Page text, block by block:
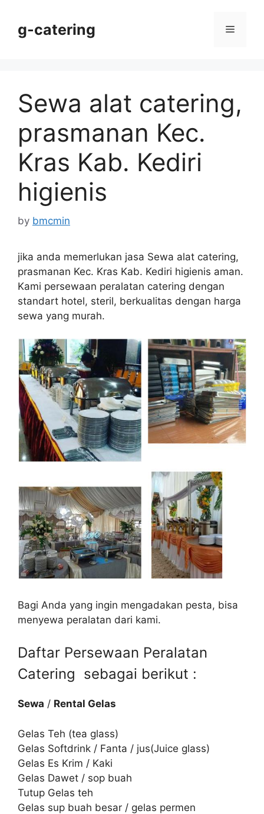
contentg-catering Menu
Sewa alat catering,
prasmanan Kec.
Kras Kab. Kediri
higienis
by bmcmin
jika anda memerlukan jasa Sewa alat catering,
prasmanan Kec. Kras Kab. Kediri higienis aman.
Kami persewaan peralatan catering dengan
standart hotel, steril, berkualitas dengan harga
sewa yang murah.
Bagi Anda yang ingin mengadakan pesta, bisa
menyewa peralatan dari kami.
Daftar Persewaan Peralatan
Catering sebagai berikut :
Sewa / Rental Gelas
Gelas Teh (tea glass)
Gelas Softdrink / Fanta / jus(Juice glass)
Gelas Es Krim / Kaki
Gelas Dawet / sop buah
Tutup Gelas teh
Gelas sup buah besar / gelas permen